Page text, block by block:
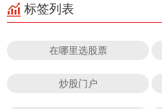
标签列表
在哪里选股票
炒股门户